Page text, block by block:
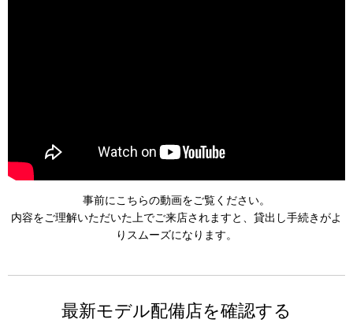
事前にこちらの動画をご覧ください。
内容をご理解いただいた上でご来店されますと、貸出し手続きがよ
りスムーズになります。
最新モデル配備店を確認する